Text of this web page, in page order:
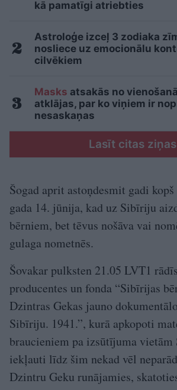
kā pamatīgi atriebties
Astroloģe izceļ 3 zodiaka
nosliece uz emocionālu
cilvēkiem
Masks atsakās no
atklājas, par ko viņiem ir
nesaskaņas
Lasīt citas ziņas
Šogad aprit astoņdesmit gadi
gada 14. jūnija, kad uz Sibīriju
bērniem, bet tēvus nošāva vai
gulaga nometnēs.
Šovakar pulksten 21.05 LVT1
producentes un fonda “Sibīrijas
Dzintras Gekas jauno
Sibīriju. 1941.”, kurā apkopoti
braucieniem pa izsūtījuma
iekļauti līdz šim nekad vēl
Dzintru Geku runājamies,